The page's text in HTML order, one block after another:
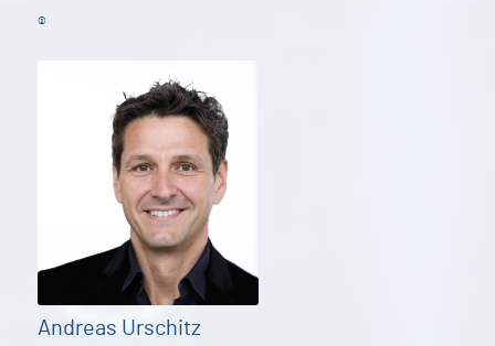
©
Andreas Urschitz